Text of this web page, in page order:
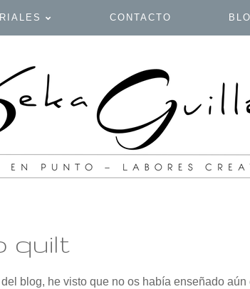
CONTACTO
quilt
blog, he visto que no os había enseñado